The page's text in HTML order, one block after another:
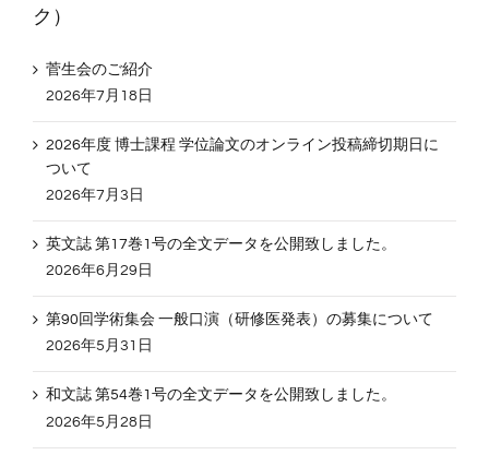
ク）
菅生会のご紹介
2026年7月18日
2026年度 博士課程 学位論文のオンライン投稿締切期日に
ついて
2026年7月3日
英文誌 第17巻1号の全文データを公開致しました。
2026年6月29日
第90回学術集会 一般口演（研修医発表）の募集について
2026年5月31日
和文誌 第54巻1号の全文データを公開致しました。
2026年5月28日